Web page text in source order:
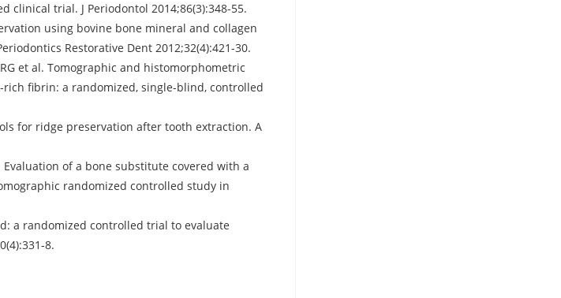
trial. J Periodontol 2014;86(3):348-55.
using bovine bone mineral and collagen
Restorative Dent 2012;32(4):421-30.
RG et al. Tomographic and histomorphometric
fibrin: a randomized, single-blind, controlled
for ridge preservation after tooth extraction. A
Evaluation of a bone substitute covered with a
randomized controlled study in
a randomized controlled trial to evaluate
8.